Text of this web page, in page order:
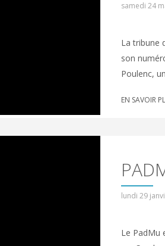
samedi 24
La tribune
son
Poulenc,
EN SAVOIR
lundi 29
Le PadMu